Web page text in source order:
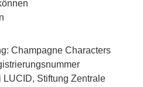
Champagne Characters
Stiftung Zentrale